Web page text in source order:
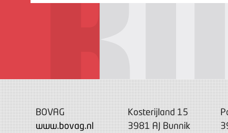
BOVAG
www.bovag.nl
Kosterijland 15
3981 AJ Bunnik